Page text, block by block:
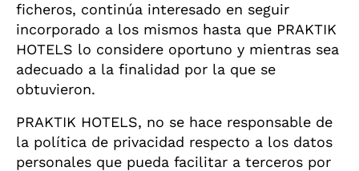
ficheros, continúa interesado en seguir
incorporado a los mismos hasta que PRAKTIK
HOTELS lo considere oportuno y mientras sea
adecuado a la finalidad por la que se
obtuvieron.
PRAKTIK HOTELS, no se hace responsable de
la política de privacidad respecto a los datos
personales que pueda facilitar a terceros por